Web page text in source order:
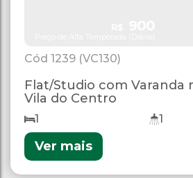
1239 (VC130)
Flat/Studio com Varanda
Vila do Centro
1 1
Ver mais